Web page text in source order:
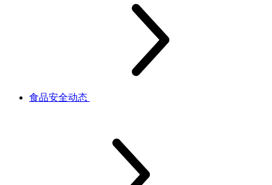
食品安全动态